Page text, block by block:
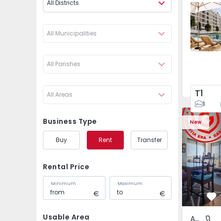
All Districts
All Municipalities
All Parishes
All Areas
Business Type
Buy Rent Transfer
Rental Price
Minimum Maximum
Usable Area
Santo
T1
1
New
Apartment T3Apartment
Apartment